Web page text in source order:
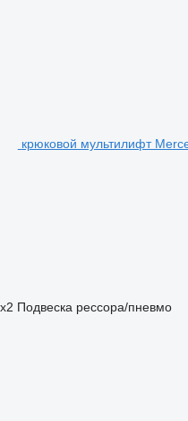
крюковой мультилифт
Подвеска рессора/пневмо